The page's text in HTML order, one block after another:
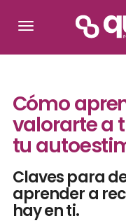
Cómo
valorarte a
tu
Claves para
aprender a
hay en ti.